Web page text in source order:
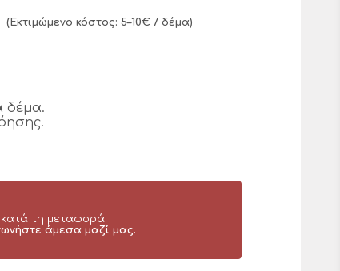
(Εκτιμώμενο κόστος: 5–10€ / δέμα)
δέμα.
τη μεταφορά.
άμεσα μαζί μας.